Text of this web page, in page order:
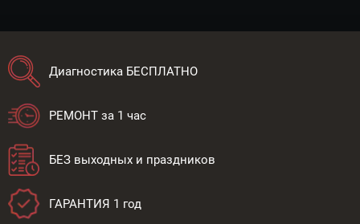
Диагностика БЕСПЛАТНО
РЕМОНТ за 1 час
БЕЗ выходных и праздников
ГАРАНТИЯ 1 год